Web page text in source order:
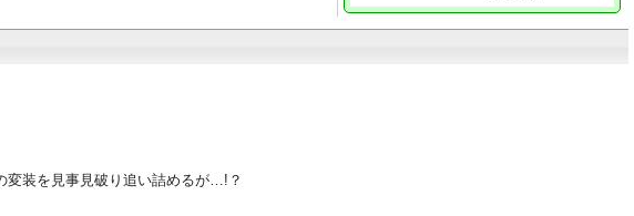
変装を見事見破り追い詰めるが…!？